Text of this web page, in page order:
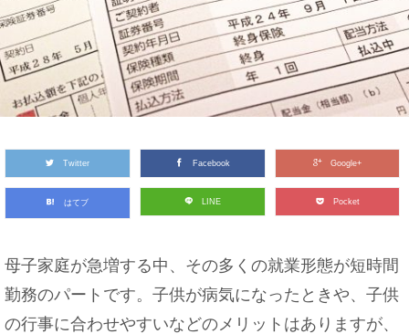
Twitter Facebook Google+
はてブ LINE Pocket
母子家庭が急増する中、その多くの就業形態が短時間
勤務のパートです。子供が病気になったときや、子供
の行事に合わせやすいなどのメリットはありますが、